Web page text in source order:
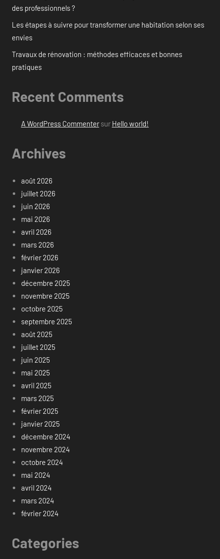
des professionnels ?
Les étapes à suivre pour transformer une habitation selon ses
envies
Travaux de rénovation : méthodes efficaces et bonnes
pratiques
Recent Comments
A WordPress Commentersur Hello world!
Archives
août 2026
juillet 2026
juin 2026
mai 2026
avril 2026
mars 2026
février 2026
janvier 2026
décembre 2025
novembre 2025
octobre 2025
septembre 2025
août 2025
juillet 2025
juin 2025
mai 2025
avril 2025
mars 2025
février 2025
janvier 2025
décembre 2024
novembre 2024
octobre 2024
mai 2024
avril 2024
mars 2024
février 2024
Categories